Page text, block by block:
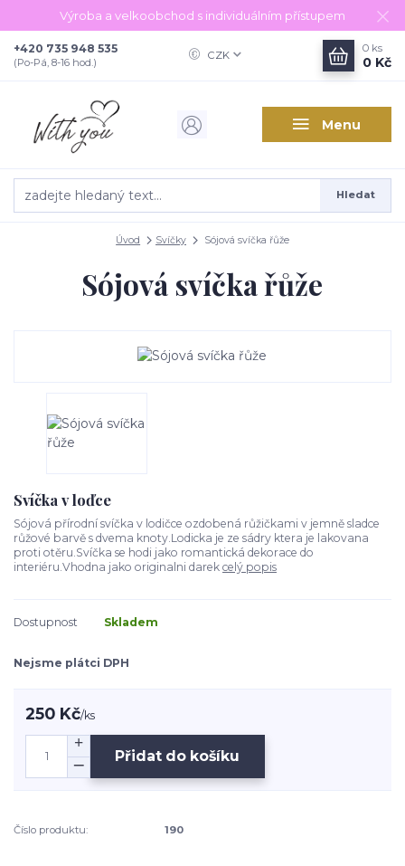
Výroba a velkoobchod s individuálním přístupem
Menu
CZK
Hledat
+420 735 948 535
(Po-Pá, 8-16 hod.)
0 ks
0 Kč
Úvod Svíčky Sójová svíčka řůže
Sójová svíčka řůže
Svíčka v loďce
Sójová přírodní svíčka v lodičce ozdobená růžičkami v jemně sladce
růžové barvě s dvema knoty.Lodicka je ze sádry ktera je lakovana
proti otěru.Svíčka se hodi jako romantická dekorace do
interiéru.Vhodna jako originalni darek celý popis
Dostupnost Skladem
Nejsme plátci DPH
250 Kč/ks
Přidat do košíku
Číslo produktu: 190